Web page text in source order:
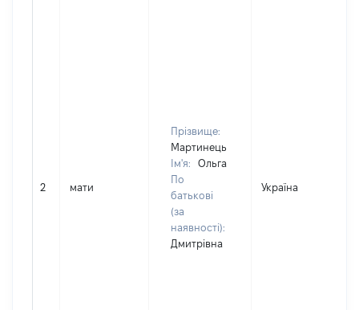
2 мати
Прізвище:
Мартинець
Ім'я:
Ольга
По
батькові
(за
наявності):
Дмитрівна
Україна